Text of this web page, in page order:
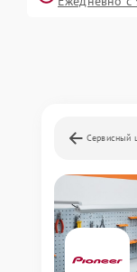
Сервисный